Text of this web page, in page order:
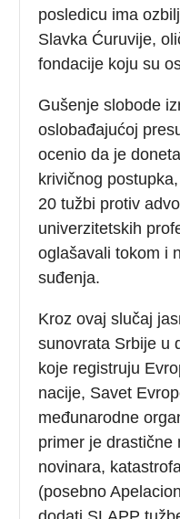
posledicu ima
Slavka Ćuruvije,
fondacije koju su
Gušenje slobode
oslobađajućoj
ocenio da je
krivičnog
20 tužbi protiv
univerzitetskih
oglašavali tokom i
suđenja.
Kroz ovaj slučaj
sunovrata Srbije u
koje registruju
nacije, Savet
međunarodne
primer je drastične
novinara,
(posebno